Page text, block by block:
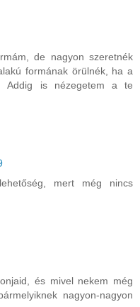
de nagyon szeretnék
formának örülnék, ha a
Addig is nézegetem a te
mert még nincs
és mivel nekem még
nagyon-nagyon